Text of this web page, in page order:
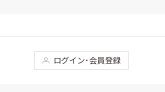
ログイン･会員登録